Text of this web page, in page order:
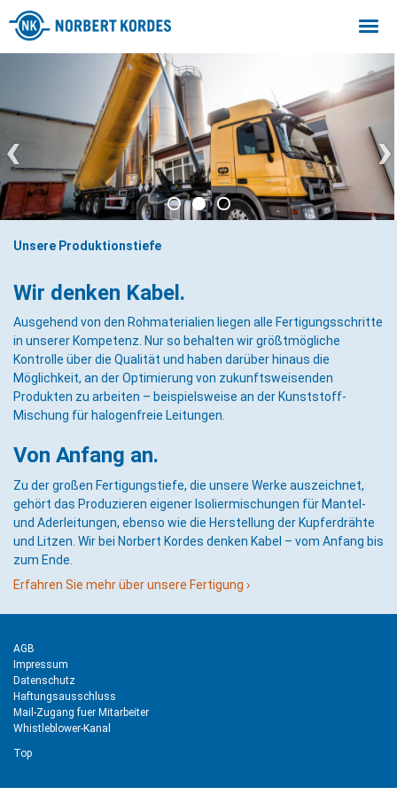
‹ ›
Unsere Produktionstiefe
Wir denken Kabel.
Ausgehend von den Rohmaterialien liegen alle Fertigungsschritte
in unserer Kompetenz. Nur so behalten wir größtmögliche
Kontrolle über die Qualität und haben darüber hinaus die
Möglichkeit, an der Optimierung von zukunftsweisenden
Produkten zu arbeiten – beispielsweise an der Kunststoff-
Mischung für halogenfreie Leitungen.
Von Anfang an.
Zu der großen Fertigungstiefe, die unsere Werke auszeichnet,
gehört das Produzieren eigener Isoliermischungen für Mantel-
und Aderleitungen, ebenso wie die Herstellung der Kupferdrähte
und Litzen. Wir bei Norbert Kordes denken Kabel – vom Anfang bis
zum Ende.
Erfahren Sie mehr über unsere Fertigung ›
AGB
Impressum
Datenschutz
Haftungsausschluss
Mail-Zugang fuer Mitarbeiter
Whistleblower-Kanal
Top